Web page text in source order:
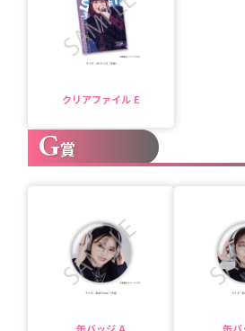
クリアファイル E
G賞